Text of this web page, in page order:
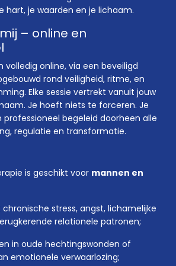
je waarden en je lichaam.
– online en
volledig online, via een beveiligd
rond veiligheid, ritme, en
Elke sessie vertrekt vanuit jouw
Je hoeft niets te forceren. Je
begeleid doorheen alle
regulatie en transformatie.
is geschikt voor mannen en
stress, angst, lichamelijke
relationele patronen;
in oude hechtingswonden of
emotionele verwaarlozing;